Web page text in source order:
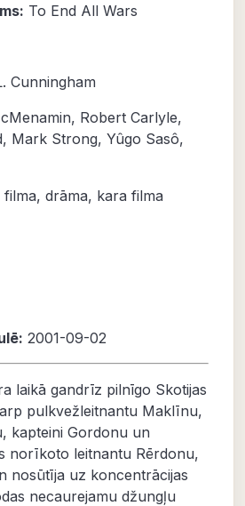
To End All Wars
Cunningham
, Robert Carlyle,
, Mark Strong, Yûgo Sasô,
filma, drāma, kara filma
2001-09-02
laikā gandrīz pilnīgo Skotijas
pulkvežleitnantu Maklīnu,
kapteini Gordonu un
norīkoto leitnantu Rērdonu,
nosūtīja uz koncentrācijas
necaurejamu džungļu